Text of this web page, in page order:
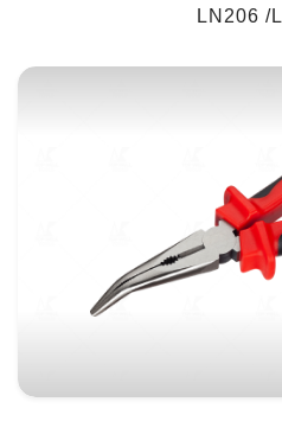
LN206 /